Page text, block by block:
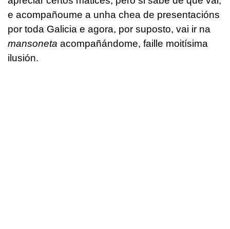
e acompañoume a unha chea de presentacións
por toda Galicia e agora, por suposto, vai ir na
mansoneta acompañándome, faille moitísima
ilusión.